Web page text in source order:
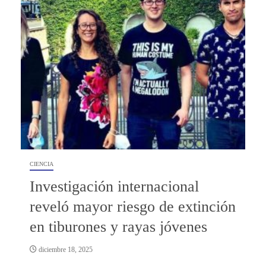
CIENCIA
Investigación internacional
reveló mayor riesgo de extinción
en tiburones y rayas jóvenes
diciembre 18, 2025